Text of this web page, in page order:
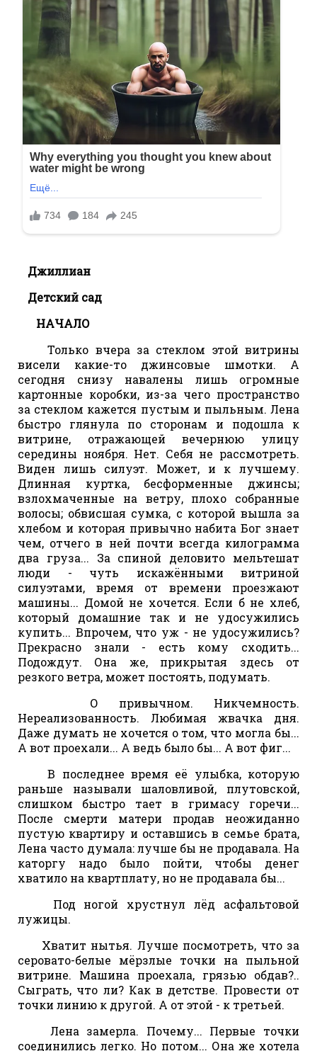
Джиллиан
Детский сад
НАЧАЛО
Только вчера за стеклом этой витрины
висели какие-то джинсовые шмотки. А
сегодня снизу навалены лишь огромные
картонные коробки, из-за чего пространство
за стеклом кажется пустым и пыльным. Лена
быстро глянула по сторонам и подошла к
витрине, отражающей вечернюю улицу
середины ноября. Нет. Себя не рассмотреть.
Виден лишь силуэт. Может, и к лучшему.
Длинная куртка, бесформенные джинсы;
взлохмаченные на ветру, плохо собранные
волосы; обвисшая сумка, с которой вышла за
хлебом и которая привычно набита Бог знает
чем, отчего в ней почти всегда килограмма
два груза... За спиной деловито мельтешат
люди - чуть искажёнными витриной
силуэтами, время от времени проезжают
машины... Домой не хочется. Если б не хлеб,
который домашние так и не удосужились
купить... Впрочем, что уж - не удосужились?
Прекрасно знали - есть кому сходить...
Подождут. Она же, прикрытая здесь от
резкого ветра, может постоять, подумать.
О привычном. Никчемность.
Нереализованность. Любимая жвачка дня.
Даже думать не хочется о том, что могла бы...
А вот проехали... А ведь было бы... А вот фиг...
В последнее время её улыбка, которую
раньше называли шаловливой, плутовской,
слишком быстро тает в гримасу горечи...
После смерти матери продав неожиданно
пустую квартиру и оставшись в семье брата,
Лена часто думала: лучше бы не продавала. На
каторгу надо было пойти, чтобы денег
хватило на квартплату, но не продавала бы...
Под ногой хрустнул лёд асфальтовой
лужицы.
Хватит нытья. Лучше посмотреть, что за
серовато-белые мёрзлые точки на пыльной
витрине. Машина проехала, грязью обдав?..
Сыграть, что ли? Как в детстве. Провести от
точки линию к другой. А от этой - к третьей.
Лена замерла. Почему... Первые точки
соединились легко. Но потом... Она же хотела